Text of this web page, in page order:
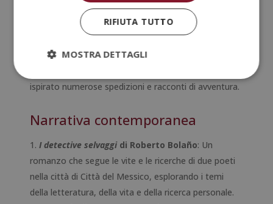
montagna solo per vederla rotolare giù ogni volta
che raggiunge la cima, simboleggiando la lotta
La leggenda di El Dorado
ispirato numerose spedizioni e racconti di avventura.
Narrativa contemporanea
I detective selvaggidi Roberto Bolaño: Un
romanzo che segue le vite e le ricerche di due poeti
nella città di Città del Messico, esplorando i temi
della letteratura, della vita e della ricerca personale.
RIFIUTA TUTTO
MOSTRA DETTAGLI